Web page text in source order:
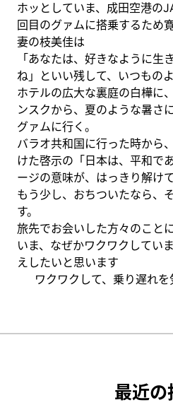
ホッとしていま、成田空港の
回目のグァムに搭乗するため
妻の枝美佳は
「あなたは、好きなように生
ね」といい残して、いつもの
ホテルの広大な裏庭の白樺に
ンスクから、夏のような暑さ
グァムに行く。
バラオ共和国に行った時から
けた啓示の「日本は、平和で
ージの意味が、はっきり解け
もう少し、おちついたなら、
す。
旅先でお会いした方々のこと
いま、なぜかワクワクしてい
えしたいと思います
ワクワクして、乗り遅れを
最近の